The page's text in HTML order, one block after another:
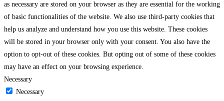
as necessary are stored on your browser as they are essential for the working
of basic functionalities of the website. We also use third-party cookies that
help us analyze and understand how you use this website. These cookies
will be stored in your browser only with your consent. You also have the
option to opt-out of these cookies. But opting out of some of these cookies
may have an effect on your browsing experience.
Necessary
Necessary